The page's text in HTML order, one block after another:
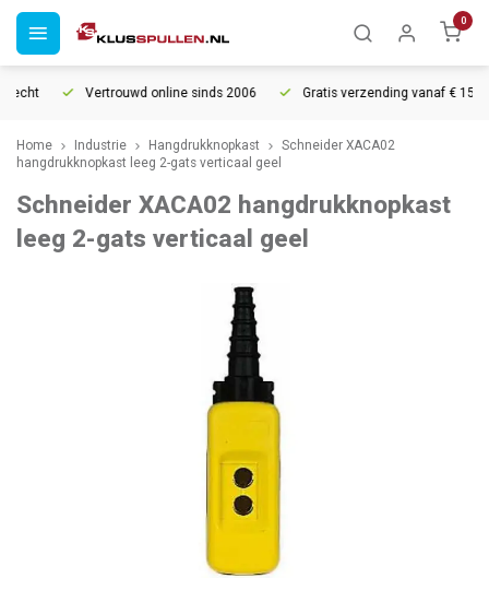
0
Vertrouwd online sinds 2006 Gratis verzending vanaf € 150
Home Industrie Hangdrukknopkast
Schneider XACA02
hangdrukknopkast leeg 2-gats verticaal geel
Schneider XACA02 hangdrukknopkast
leeg 2-gats verticaal geel